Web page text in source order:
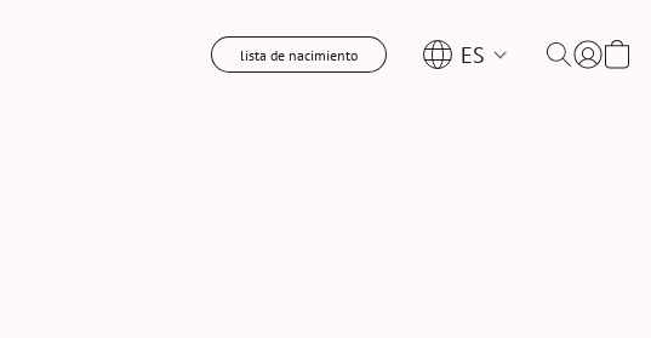
lista de nacimiento ES